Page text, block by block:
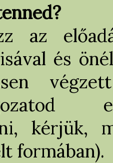
az
és
kérjük,
formában).